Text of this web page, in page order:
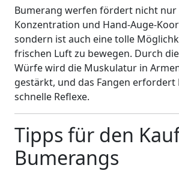
Bumerang werfen fördert nicht nur
Konzentration und Hand-Auge-
sondern ist auch eine tolle
frischen Luft zu bewegen. Durch
Würfe wird die Muskulatur in
gestärkt, und das Fangen erfordert
schnelle Reflexe.
Tipps für den
Bumerangs